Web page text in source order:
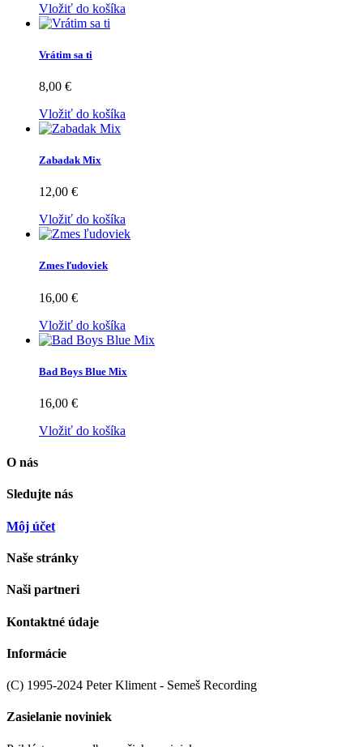
Vložiť do košíka
Vrátim sa ti
8,00 €
Vložiť do košíka
Zabadak Mix
12,00 €
Vložiť do košíka
Zmes ľudoviek
16,00 €
Vložiť do košíka
Bad Boys Blue Mix
16,00 €
Vložiť do košíka
O nás
Sledujte nás
Môj účet
Naše stránky
Naši partneri
Kontaktné údaje
Informácie
(C) 1995-2024 Peter Kliment - Semeš Recording
Zasielanie noviniek